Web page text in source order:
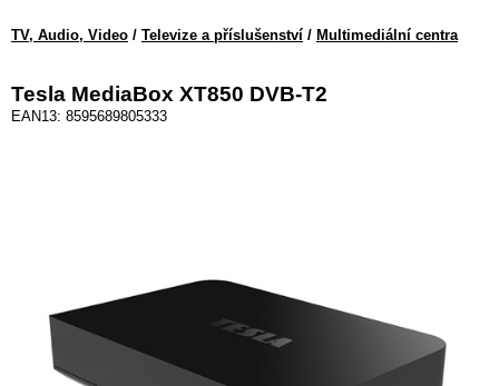
TV, Audio, Video / Televize a příslušenství / Multimediální centra
Tesla MediaBox XT850 DVB-T2
EAN13: 8595689805333